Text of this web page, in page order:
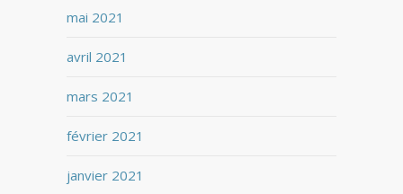
mai 2021
avril 2021
mars 2021
février 2021
janvier 2021